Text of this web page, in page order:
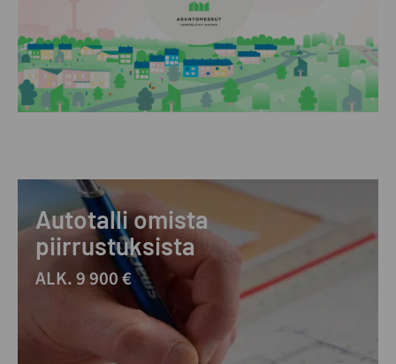
Autotalli omista
piirrustuksista
ALK. 9 900 €